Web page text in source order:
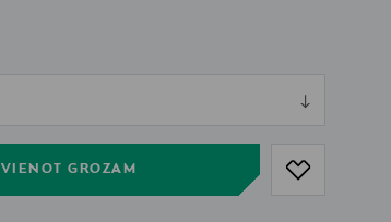
GROZAM